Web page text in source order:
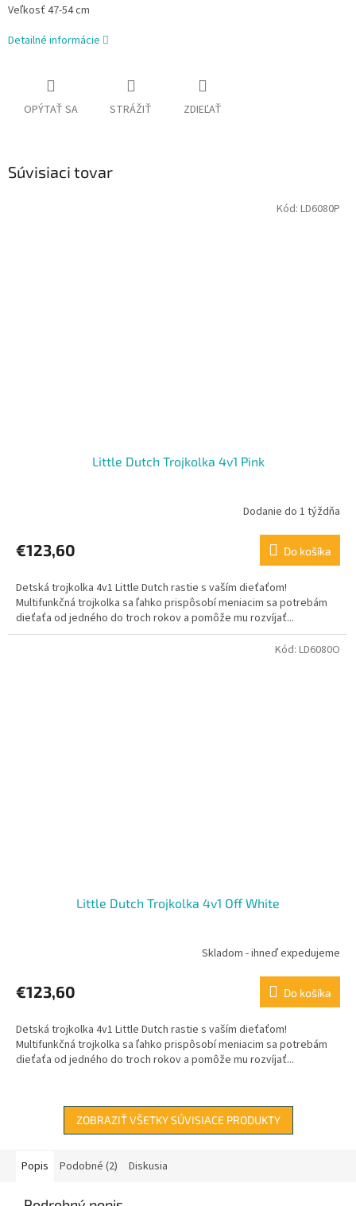
Veľkosť 47-54 cm
Detailné informácie
OPÝTAŤ SA STRÁŽIŤ ZDIEĽAŤ
Súvisiaci tovar
Little Dutch Trojkolka 4v1 Pink
Dodanie do 1 týždňa
€123,60 Do košíka
Detská trojkolka 4v1 Little Dutch rastie s vaším dieťaťom!
Multifunkčná trojkolka sa ľahko prispôsobí meniacim sa potrebám
dieťaťa od jedného do troch rokov a pomôže mu rozvíjať...
Kód: LD6080P
Little Dutch Trojkolka 4v1 Off White
Skladom - ihneď expedujeme
€123,60 Do košíka
Detská trojkolka 4v1 Little Dutch rastie s vaším dieťaťom!
Multifunkčná trojkolka sa ľahko prispôsobí meniacim sa potrebám
dieťaťa od jedného do troch rokov a pomôže mu rozvíjať...
Kód: LD6080O
ZOBRAZIŤ VŠETKY SÚVISIACE PRODUKTY
Popis Podobné (2) Diskusia